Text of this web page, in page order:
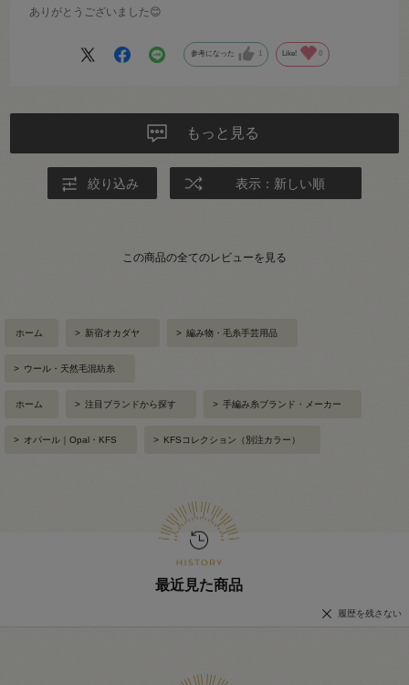
ありがとうございました😊
参考になった 1 Like! 0
もっと見る
絞り込み 表示：新しい順
この商品の全てのレビューを見る
ホーム > 新宿オカダヤ > 編み物・毛糸手芸用品
> ウール・天然毛混紡糸
ホーム > 注目ブランドから探す > 手編み糸ブランド・メーカー
> オパール｜Opal・KFS > KFSコレクション（別注カラー）
最近見た商品
履歴を残さない